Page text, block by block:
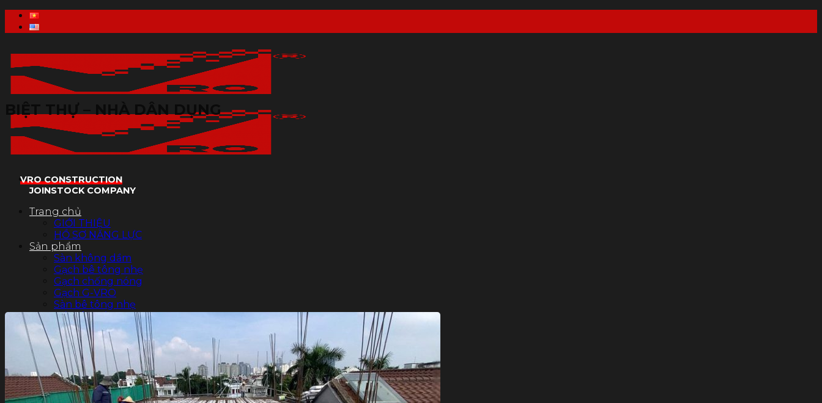
Skip
VRO CONSTRUCTION
JOINSTOCK COMPANY
Trang chủ
GIỚI THIỆU
HỒ SƠ NĂNG LỰC
Sản phẩm
Sàn không dầm
Gạch bê tông nhẹ
Gạch chống nóng
Gạch G-VRO
Sàn bê tông nhẹ
Xốp tôn nền
Báo giá
Dự án
THƯ VIỆN
Tin tức
Liên hệ
Tìm
kiếm:
BIỆT THỰ – NHÀ DÂN DỤNG